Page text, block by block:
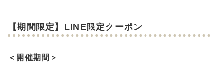
【期間限定】LINE限定クーポン
＜開催期間＞